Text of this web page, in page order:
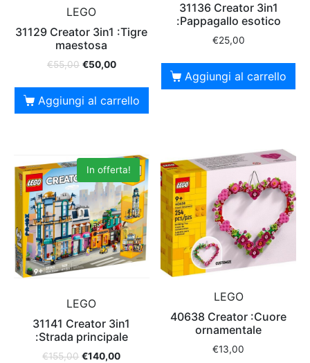
LEGO
31129 Creator 3in1 :Tigre
maestosa
€55,00 €50,00
Aggiungi al carrello
31136 Creator 3in1
:Pappagallo esotico
€25,00
Aggiungi al carrello
In offerta!
LEGO
31141 Creator 3in1
:Strada principale
€155,00 €140,00
LEGO
40638 Creator :Cuore
ornamentale
€13,00